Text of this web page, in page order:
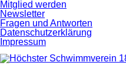
Navigation
überspringen
Mitglied werden
Newsletter
Fragen und Antworten
Datenschutzerklärung
Impressum